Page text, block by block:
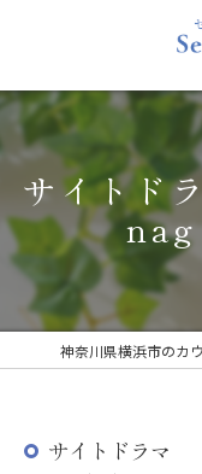
サイト
サイトドラマ